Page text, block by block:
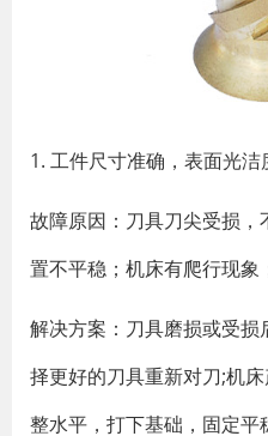
1. 工件尺寸准确，表面光洁
故障原因：刀具刀尖受损
置不平稳；机床有爬行现象
解决方案：刀具磨损或受
择更好的刀具重新对刀;机
整水平，打下基础，固定